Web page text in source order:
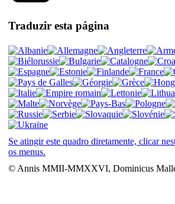
Traduzir esta página
Se atingir este quadro diretamente, clicar
os menus.
© Annis MMII-MMXXVI, Dominicus